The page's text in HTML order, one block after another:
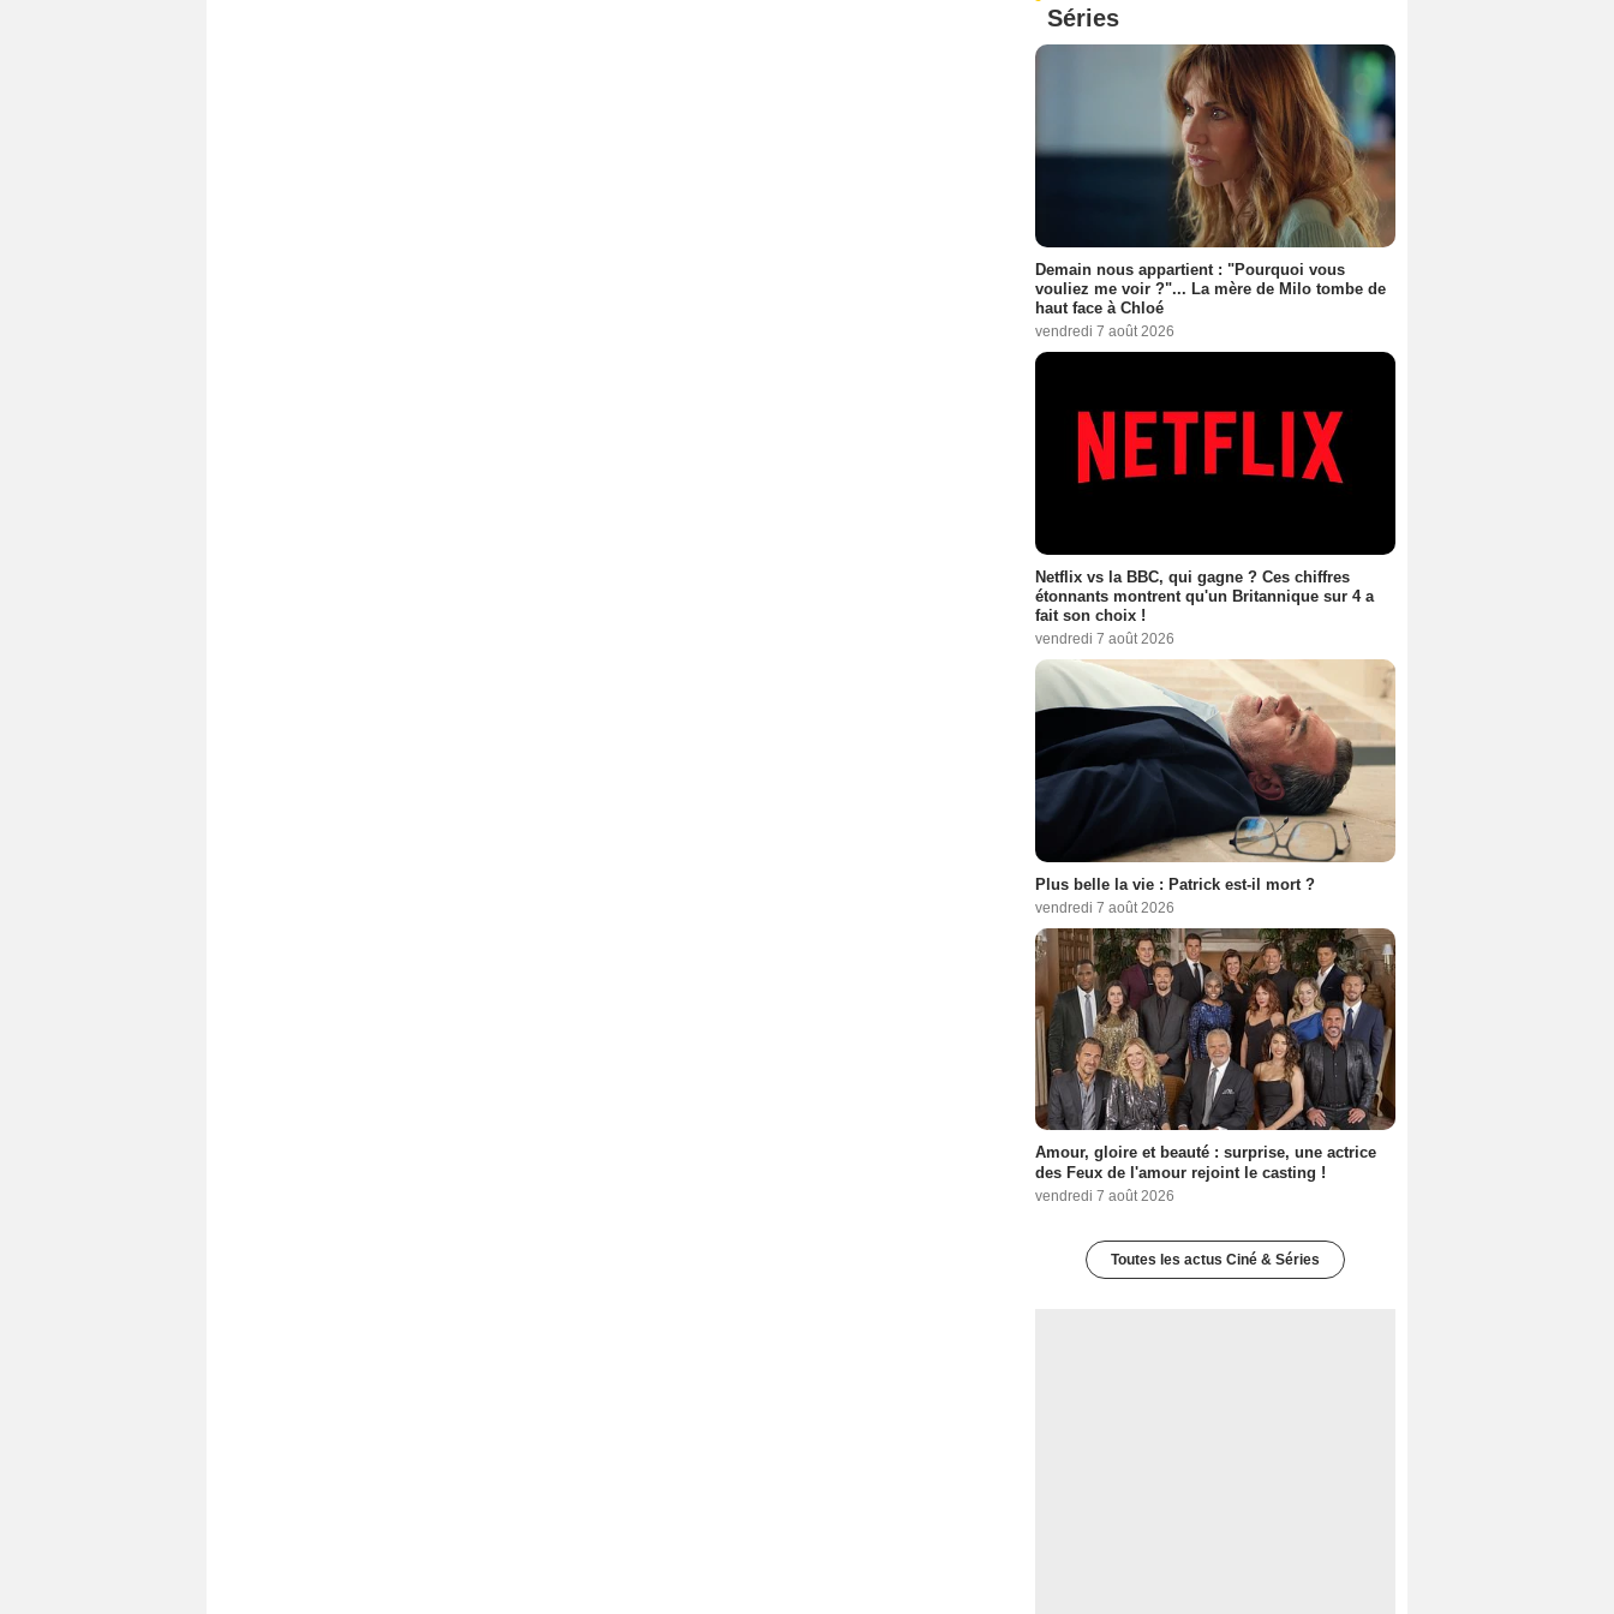
Séries
Demain nous appartient : "Pourquoi vous
vouliez me voir ?"... La mère de Milo tombe de
haut face à Chloé
vendredi 7 août 2026
Netflix vs la BBC, qui gagne ? Ces chiffres
étonnants montrent qu'un Britannique sur 4 a
fait son choix !
vendredi 7 août 2026
Plus belle la vie : Patrick est-il mort ?
vendredi 7 août 2026
Amour, gloire et beauté : surprise, une actrice
des Feux de l'amour rejoint le casting !
vendredi 7 août 2026
Toutes les actus Ciné & Séries